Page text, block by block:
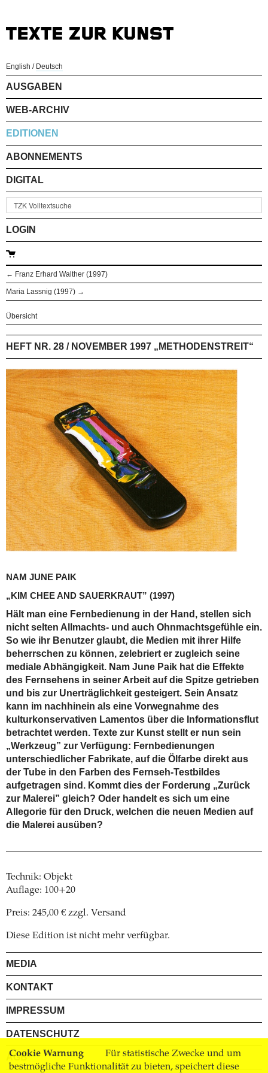
Cookie Warnung
Für statistische Zwecke und um
bestmögliche Funktionalität zu bieten, speichert diese
English / Deutsch
AUSGABEN
WEB-ARCHIV
EDITIONEN
ABONNEMENTS
DIGITAL
LOGIN
← Franz Erhard Walther (1997)
Maria Lassnig (1997) →
Übersicht
HEFT NR. 28 / NOVEMBER 1997 „METHODENSTREIT“
NAM JUNE PAIK
„KIM CHEE AND SAUERKRAUT” (1997)
Hält man eine Fernbedienung in der Hand, stellen sich
nicht selten Allmachts- und auch Ohnmachtsgefühle ein.
So wie ihr Benutzer glaubt, die Medien mit ihrer Hilfe
beherrschen zu können, zelebriert er zugleich seine
mediale Abhängigkeit. Nam June Paik hat die Effekte
des Fernsehens in seiner Arbeit auf die Spitze getrieben
und bis zur Unerträglichkeit gesteigert. Sein Ansatz
kann im nachhinein als eine Vorwegnahme des
kulturkonservativen Lamentos über die Informationsflut
betrachtet werden. Texte zur Kunst stellt er nun sein
„Werkzeug” zur Verfügung: Fernbedienungen
unterschiedlicher Fabrikate, auf die Ölfarbe direkt aus
der Tube in den Farben des Fernseh-Testbildes
aufgetragen sind. Kommt dies der Forderung „Zurück
zur Malerei” gleich? Oder handelt es sich um eine
Allegorie für den Druck, welchen die neuen Medien auf
die Malerei ausüben?
Technik: Objekt
Auflage: 100+20
Preis: 245,00 € zzgl. Versand
Diese Edition ist nicht mehr verfügbar.
MEDIA
KONTAKT
IMPRESSUM
DATENSCHUTZ
AGB